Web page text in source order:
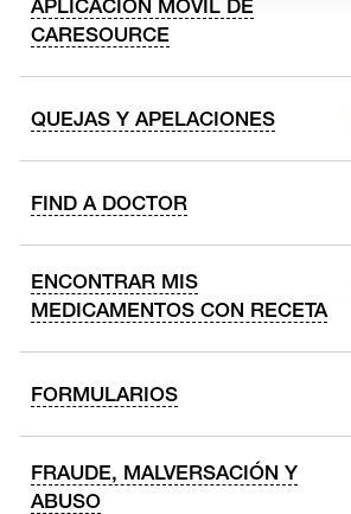
APLICACIÓN MÓVIL DE
CARESOURCE
QUEJAS Y APELACIONES
FIND A DOCTOR
ENCONTRAR MIS
MEDICAMENTOS CON RECETA
FORMULARIOS
FRAUDE, MALVERSACIÓN Y
ABUSO